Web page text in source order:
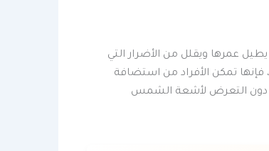
عمرها ويقلل من الأضرار التي
تمكن الأفراد من استضافة
دون التعرض لأشعة الشمس